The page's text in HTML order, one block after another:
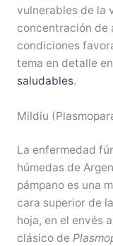
vulnerables de la
concentración de
condiciones
tema en detalle en
saludables.
Mildiu
La enfermedad
húmedas de
pámpano es una
cara superior de
hoja, en el envés
clásico de